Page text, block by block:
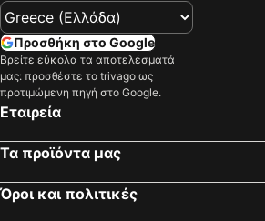
Προσθήκη στο Google
Βρείτε εύκολα τα αποτελέσματά
μας: προσθέστε το trivago ως
προτιμώμενη πηγή στο Google.
Εταιρεία
Τα προϊόντα μας
Όροι και πολιτικές